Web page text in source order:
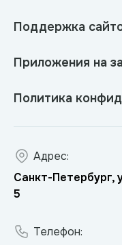
Поддержка
Приложения на
Политика
Адрес:
Санкт-Петербург,
5
Телефон: